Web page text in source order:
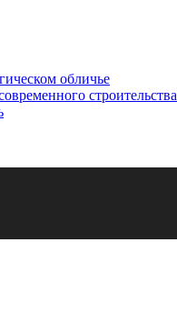
обличье
строительства